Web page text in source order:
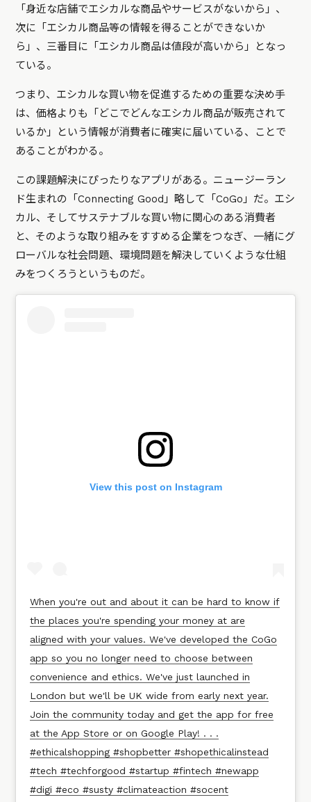
「身近な店舗でエシカルな商品やサービスがないから」、
次に「エシカル商品等の情報を得ることができないか
ら」、三番目に「エシカル商品は値段が高いから」となっ
ている。
つまり、エシカルな買い物を促進するための重要な決め手
は、価格よりも「どこでどんなエシカル商品が販売されて
いるか」という情報が消費者に確実に届いている、ことで
あることがわかる。
この課題解決にぴったりなアプリがある。ニュージーラン
ド生まれの「Connecting Good」略して「CoGo」だ。エシ
カル、そしてサステナブルな買い物に関心のある消費者
と、そのような取り組みをすすめる企業をつなぎ、一緒にグ
ローバルな社会問題、環境問題を解決していくような仕組
みをつくろうというものだ。
View this post on Instagram
When you're out and about it can be hard to know if
the places you're spending your money at are
aligned with your values. We've developed the CoGo
app so you no longer need to choose between
convenience and ethics. We've just launched in
London but we'll be UK wide from early next year.
Join the community today and get the app for free
at the App Store or on Google Play! . . .
#ethicalshopping #shopbetter #shopethicalinstead
#tech #techforgood #startup #fintech #newapp
#digi #eco #susty #climateaction #socent